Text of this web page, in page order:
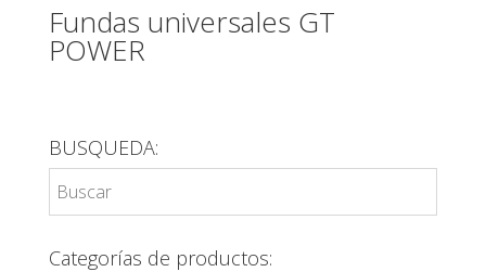
Fundas universales GT
POWER
BUSQUEDA:
Categorías de productos: